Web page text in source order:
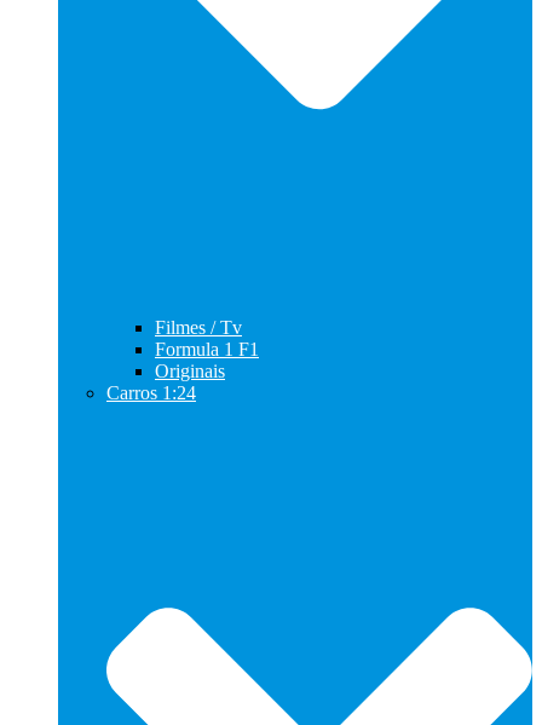
Filmes / Tv
Formula 1 F1
Originais
Carros 1:24